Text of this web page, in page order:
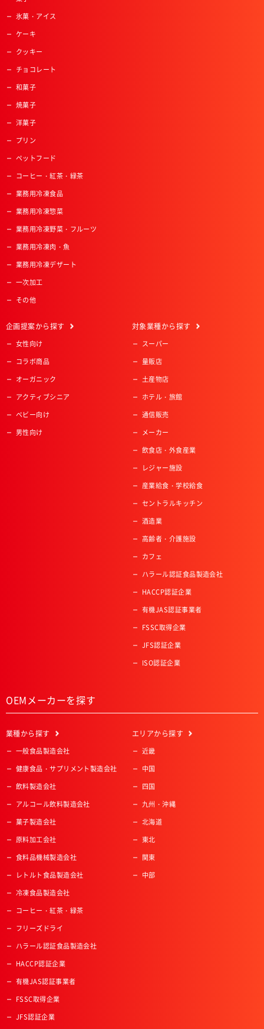
氷菓・アイス
ケーキ
クッキー
チョコレート
和菓子
焼菓子
洋菓子
プリン
ペットフード
コーヒー・紅茶・緑茶
業務用冷凍食品
業務用冷凍惣菜
業務用冷凍野菜・フルーツ
業務用冷凍肉・魚
業務用冷凍デザート
一次加工
その他
企画提案から探す
女性向け
コラボ商品
オーガニック
アクティブシニア
ベビー向け
男性向け
対象業種から探す
スーパー
量販店
土産物店
ホテル・旅館
通信販売
メーカー
飲食店・外食産業
レジャー施設
産業給食・学校給食
セントラルキッチン
酒造業
高齢者・介護施設
カフェ
ハラール認証食品製造会社
HACCP認証企業
有機JAS認証事業者
FSSC取得企業
JFS認証企業
ISO認証企業
OEMメーカーを探す
業種から探す
一般食品製造会社
健康食品・サプリメント製造会社
飲料製造会社
アルコール飲料製造会社
菓子製造会社
原料加工会社
食料品機械製造会社
レトルト食品製造会社
冷凍食品製造会社
コーヒー・紅茶・緑茶
フリーズドライ
ハラール認証食品製造会社
HACCP認証企業
有機JAS認証事業者
FSSC取得企業
JFS認証企業
エリアから探す
近畿
中国
四国
九州・沖縄
北海道
東北
関東
中部